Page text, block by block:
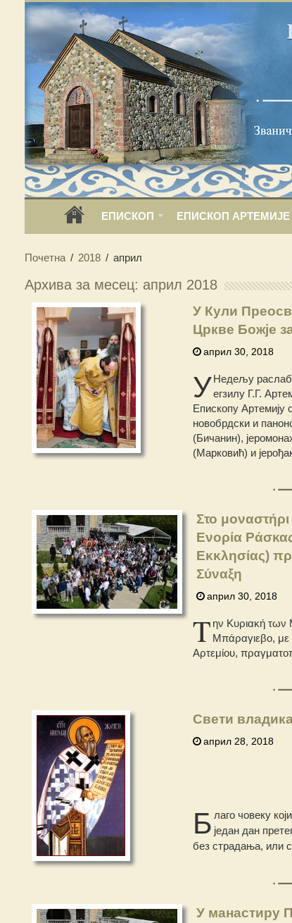
ЕПИСКОП ЕПИСКОП АРТЕМИЈЕ
Почетна / 2018 / април
Архива за месец: април 2018
У Кули
Цркве Божје
април 30, 2018
УНедељу
егзилу Г.Г.
Епископу Артемију
новобрдски и
(Бичанин),
(Марковић) и
Στο
Ενορία
Εκκλησίας)
Σύναξη
април 30, 2018
Τ ην Κυριακή των
Μπάραγιεβο, με
Αρτεμίου,
Свети
април 28, 2018
Б лаго човеку
један дан
без страдања, или
У манастиру